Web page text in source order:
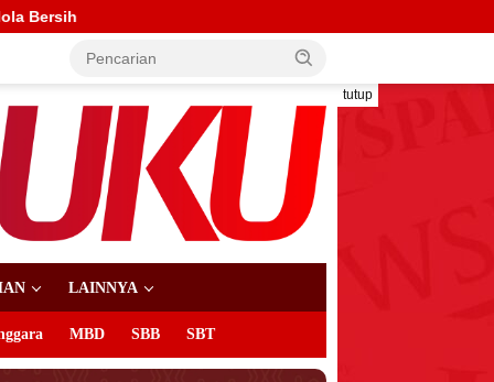
tutup
LAINNYA
MBD SBB SBT